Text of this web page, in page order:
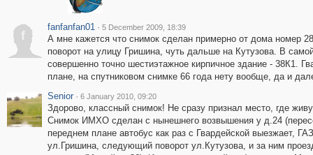
f
fanfanfan01 · 5 December 2009, 18:39
А мне кажется что снимок сделан примерно от дома номер
поворот на улицу Гришина, чуть дальше на Кутузова. В
совершенно точно шестиэтажное кирпичное здание - 38К1.
плане, на спутниковом снимке 66 года нету вообще, да и
Senior · 6 January 2010, 09:20
Здорово, классный снимок! Не сразу признал место, где
Снимок ИМХО сделан с нынешнего возвышения у д.24
переднем плане автобус как раз с Гвардейской выезжает,
ул.Гришина, следующий поворот ул.Кутузова, и за ним